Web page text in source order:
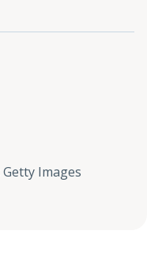
Getty Images